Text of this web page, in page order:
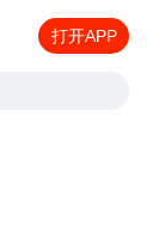
打开APP